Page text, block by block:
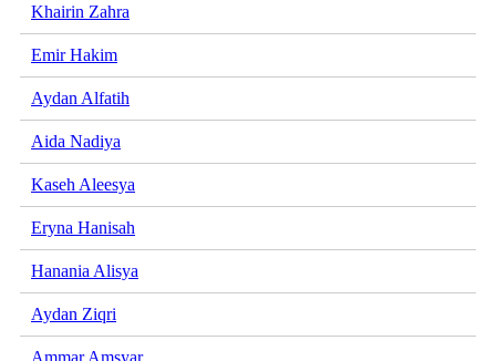
Khairin Zahra
Emir Hakim
Aydan Alfatih
Aida Nadiya
Kaseh Aleesya
Eryna Hanisah
Hanania Alisya
Aydan Ziqri
Ammar Amsyar